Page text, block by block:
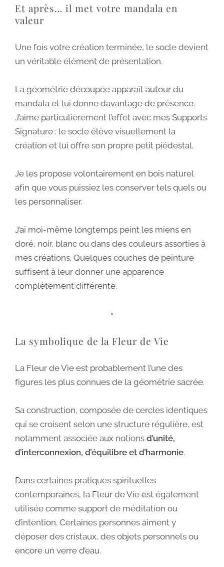
Et après… il met votre mandala en
valeur
Une fois votre création terminée, le socle devient
un véritable élément de présentation.
La géométrie découpée apparaît autour du
mandala et lui donne davantage de présence.
J’aime particulièrement l’effet avec mes Supports
Signature : le socle élève visuellement la
création et lui offre son propre petit piédestal.
Je les propose volontairement en bois naturel
afin que vous puissiez les conserver tels quels ou
les personnaliser.
J’ai moi-même longtemps peint les miens en
doré, noir, blanc ou dans des couleurs assorties à
mes créations. Quelques couches de peinture
suffisent à leur donner une apparence
complètement différente.
•
La symbolique de la Fleur de Vie
La Fleur de Vie est probablement l’une des
figures les plus connues de la géométrie sacrée.
Sa construction, composée de cercles identiques
qui se croisent selon une structure régulière, est
notamment associée aux notions d’unité,
d’interconnexion, d’équilibre et d’harmonie.
Dans certaines pratiques spirituelles
contemporaines, la Fleur de Vie est également
utilisée comme support de méditation ou
d’intention. Certaines personnes aiment y
déposer des cristaux, des objets personnels ou
encore un verre d’eau.